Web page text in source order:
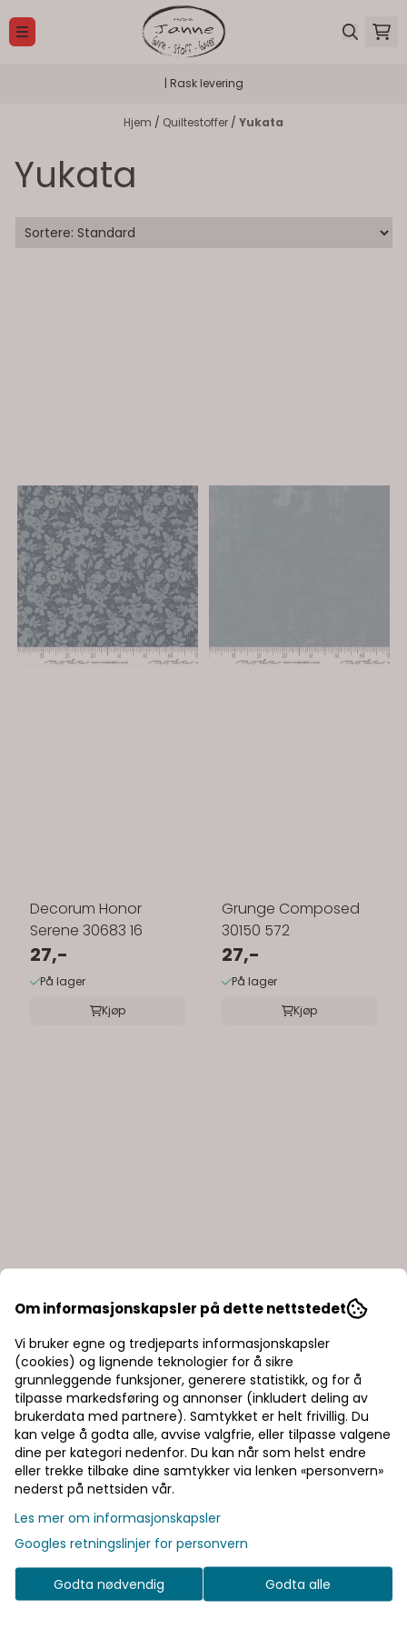
Hopp til innhold
| Rask levering
Hjem / Quiltestoffer / Yukata
Yukata
Decorum Honor
Serene 30683 16
27,-
På lager
Kjøp
Grunge Composed
30150 572
27,-
På lager
Kjøp
Om informasjonskapsler på dette nettstedet
Vi bruker egne og tredjeparts informasjonskapsler
(cookies) og lignende teknologier for å sikre
grunnleggende funksjoner, generere statistikk, og for å
tilpasse markedsføring og annonser (inkludert deling av
brukerdata med partnere). Samtykket er helt frivillig. Du
kan velge å godta alle, avvise valgfrie, eller tilpasse valgene
dine per kategori nedenfor. Du kan når som helst endre
eller trekke tilbake dine samtykker via lenken «personvern»
nederst på nettsiden vår.
Les mer om informasjonskapsler
Googles retningslinjer for personvern
Godta nødvendig Godta alle